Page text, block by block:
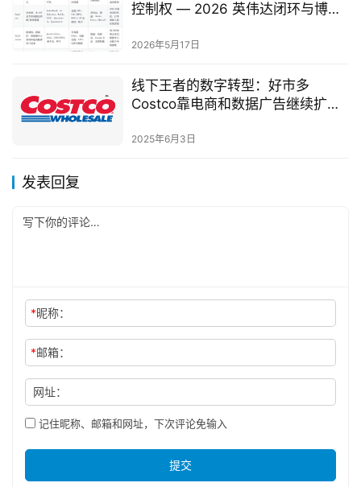
控制权 — 2026 英伟达闭环与博通
2026年5月17日
线下王者的数字转型：好市多
Costco靠电商和数据广告继续扩大
2025年6月3日
发表回复
*昵称：
*邮箱：
网址：
记住昵称、邮箱和网址，下次评论免输入
提交